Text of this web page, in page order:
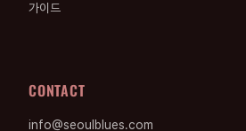
가이드
CONTACT
info@seoulblues.com